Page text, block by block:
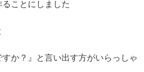
ことにしました
すか？』と言い出す方がいらっしゃ